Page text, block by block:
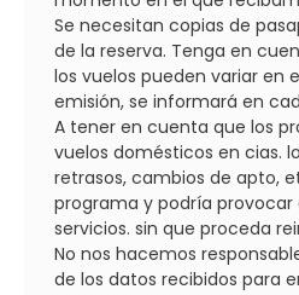
Se necesitan copias de
de la reserva. Tenga en
los vuelos pueden variar en
emisión, se informará en
A tener en cuenta que los
vuelos domésticos en cias.
retrasos, cambios de apto,
programa y podría
servicios. sin que proceda
No nos hacemos
de los datos recibidos para